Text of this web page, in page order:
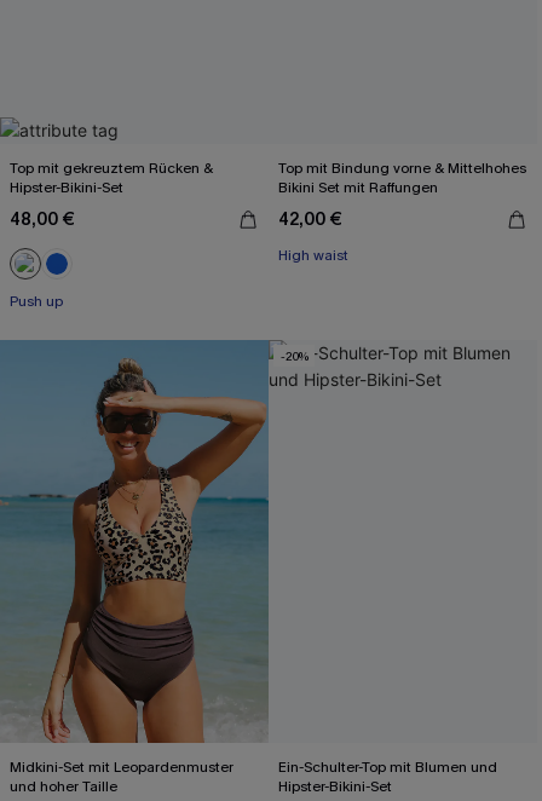
Top mit gekreuztem Rücken &
Hipster-Bikini-Set
48,00 €
Push up
Top mit Bindung vorne & Mittelhohes
Bikini Set mit Raffungen
42,00 €
High waist
Midkini-Set mit Leopardenmuster
und hoher Taille
-20%
Ein-Schulter-Top mit Blumen und
Hipster-Bikini-Set